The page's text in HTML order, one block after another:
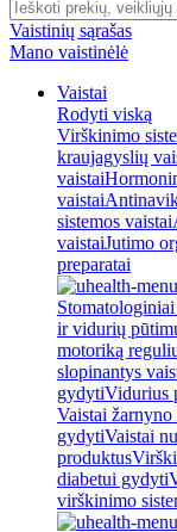
Vaistinių sąrašas
Mano vaistinėlė
Vaistai
Rodyti viską
Virškinimo
kraujagyslių
vaistai
vaistai
sistemos vaistai
vaistaiJutimo
preparatai
ir vidurių
motoriką
slopinantys
gydytiVidurius
Vaistai
gydytiVaistai
produktus
diabetui gydyti
virškinimo